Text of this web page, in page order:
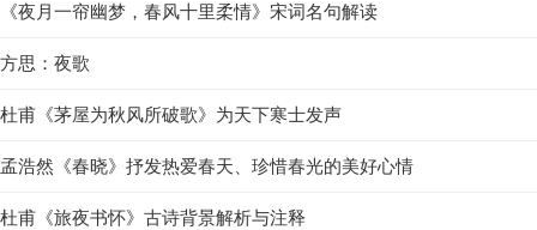
《夜月一帘幽梦，春风十里柔情》宋词名句解读
方思：夜歌
杜甫《茅屋为秋风所破歌》为天下寒士发声
孟浩然《春晓》抒发热爱春天、珍惜春光的美好心情
杜甫《旅夜书怀》古诗背景解析与注释